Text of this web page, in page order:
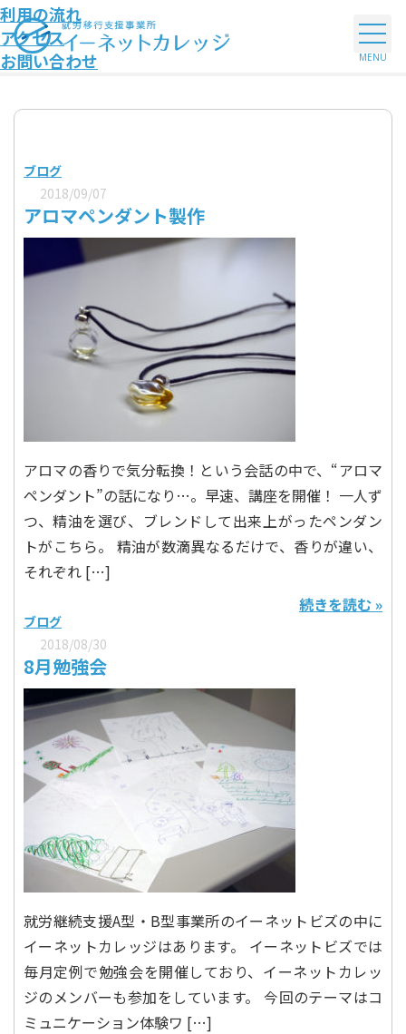
利用の流れ
アクセス
お問い合わせ
ブログ
2018/09/07
アロマペンダント製作
アロマの香りで気分転換！という会話の中で、“アロマ
ペンダント”の話になり…。早速、講座を開催！ 一人ず
つ、精油を選び、ブレンドして出来上がったペンダン
トがこちら。 精油が数滴異なるだけで、香りが違い、
それぞれ […]
続きを読む »
ブログ
2018/08/30
8月勉強会
就労継続支援A型・B型事業所のイーネットビズの中に
イーネットカレッジはあります。 イーネットビズでは
毎月定例で勉強会を開催しており、イーネットカレッ
ジのメンバーも参加をしています。 今回のテーマはコ
ミュニケーション体験ワ […]